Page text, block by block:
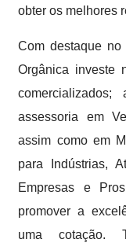
obter os melhores
Com destaque
Orgânica investe
assessoria em
assim como em
para Indústrias,
Empresas e
promover a
uma cotação.